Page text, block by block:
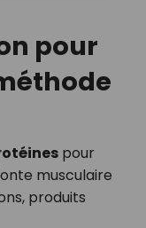
pour
pour
musculaire
produits